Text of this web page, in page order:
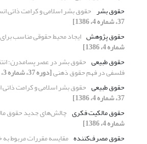
حقوق بشر حقوق بشر اسلامی و کرامت ذاتی
37، شماره 4، 1386]
حقوق پژوهش ایجاد محیط حقوقی مناسب
شماره 4، 1386]
حقوق طبیعی حقوق بشر در عصر پسامدرن؛
فلسفی در فهم حقوق ذهنی[دوره 37، شماره 3، 1386]
حقوق طبیعی حقوق بشر اسلامی و کرامت ذاتی
37، شماره 4، 1386]
حقوق مالکیت فکری چالش‌های جدید حقوق
شماره 4، 1386]
حقوق مصرف‌کننده مقایسه مقررات مربوط به